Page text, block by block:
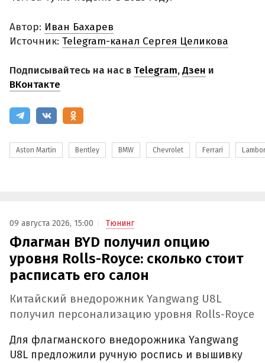
Автор: Иван Бахарев
Источник: Telegram-канал Сергея Целикова
Подписывайтесь на нас в Telegram,Дзен и
ВКонтакте
Aston Martin Bentley BMW Chevrolet Ferrari
09 августа 2026, 15:00 Тюнинг
Флагман BYD получил опцию
уровня Rolls-Royce: сколько стоит
расписать его салон
Китайский внедорожник Yangwang U8L
получил персонализацию уровня Rolls-Royce
Для флагманского внедорожника Yangwang
U8L предложили ручную роспись и вышивку